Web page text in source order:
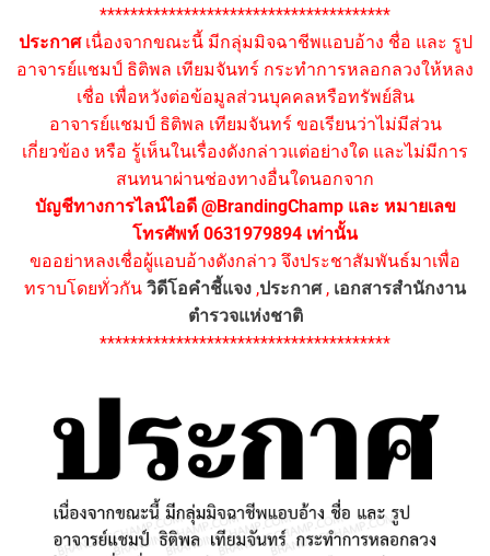
**************************************
ประกาศเนื่องจากขณะนี้ มีกลุ่มมิจฉาชีพแอบอ้าง ชื่อ และ รูป
อาจารย์แชมป์ ธิติพล เทียมจันทร์ กระทำการหลอกลวงให้หลง
เชื่อ เพื่อหวังต่อข้อมูลส่วนบุคคลหรือทรัพย์สิน
อาจารย์แชมป์ ธิติพล เทียมจันทร์ ขอเรียนว่าไม่มีส่วน
เกี่ยวข้อง หรือ รู้เห็นในเรื่องดังกล่าวแต่อย่างใด และไม่มีการ
สนทนาผ่านช่องทางอื่นใดนอกจาก
บัญชีทางการไลน์ไอดี @BrandingChamp และ หมายเลข
โทรศัพท์ 0631979894 เท่านั้น
ขออย่าหลงเชื่อผู้แอบอ้างดังกล่าว จึงประชาสัมพันธ์มาเพื่อ
ทราบโดยทั่วกัน วิดีโอคำชี้แจง ,ประกาศ, เอกสารสำนักงาน
ตำรวจแห่งชาติ
**************************************